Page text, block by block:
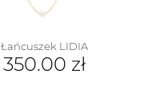
stronie
Łańcuszek LIDIA
350.00 zł